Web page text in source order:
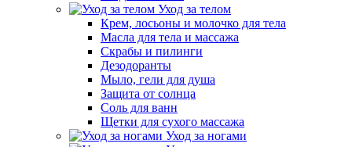
Уход за телом
Крем, лосьоны и молочко для тела
Масла для тела и массажа
Скрабы и пилинги
Дезодоранты
Мыло, гели для душа
Защита от солнца
Соль для ванн
Щетки для сухого массажа
Уход за ногами